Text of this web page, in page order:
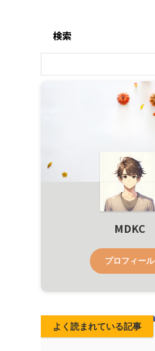
検索
MDKC
プロフィール
よく読まれている記事